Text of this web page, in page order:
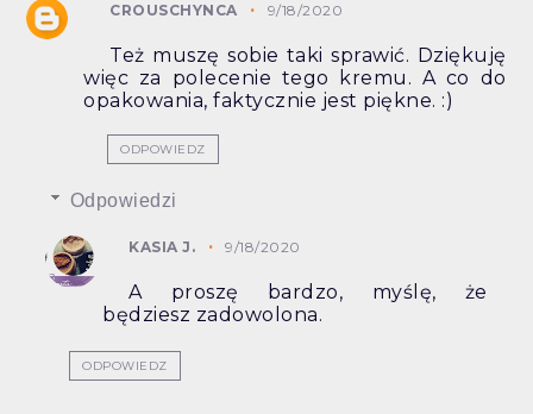
CROUSCHYNCA 9/18/2020
Też muszę sobie taki sprawić. Dziękuję
więc za polecenie tego kremu. A co do
opakowania, faktycznie jest piękne. :)
ODPOWIEDZ
Odpowiedzi
KASIA J. 9/18/2020
A proszę bardzo, myślę, że
będziesz zadowolona.
ODPOWIEDZ